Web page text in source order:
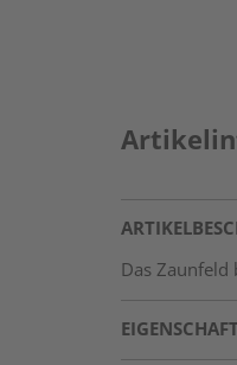
Das